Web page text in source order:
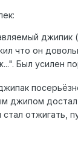
что он
Был усилен
джипом
отжигать,